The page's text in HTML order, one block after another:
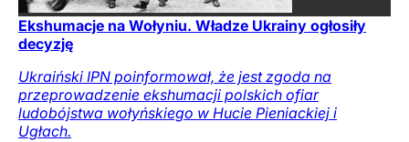
Ekshumacje na Wołyniu. Władze Ukrainy ogłosiły
decyzję
Ukraiński IPN poinformował, że jest zgoda na
przeprowadzenie ekshumacji polskich ofiar
ludobójstwa wołyńskiego w Hucie Pieniackiej i
Ugłach.